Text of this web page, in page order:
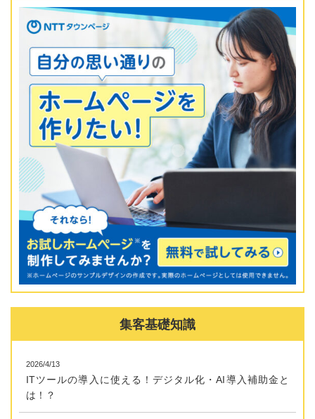
集客基礎知識
2026/4/13
ITツールの導入に使える！デジタル化・AI導入補助金と
は！？